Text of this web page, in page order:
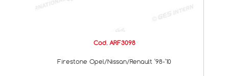
Cod. ARF3098
Firestone Opel/Nissan/Renault '98-'10